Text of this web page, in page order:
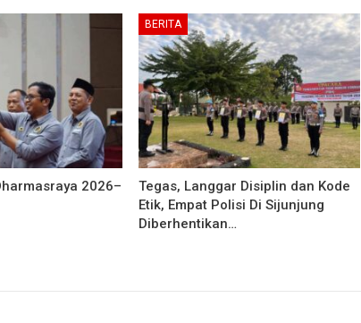
2026–
BERITA
Tegas, Langgar Disiplin dan Kode
Etik, Empat Polisi Di Sijunjung
Diberhentikan…